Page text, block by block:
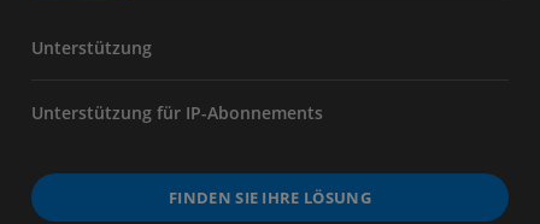
Unterstützung
Unterstützung für IP-Abonnements
FINDEN SIE IHRE LÖSUNG